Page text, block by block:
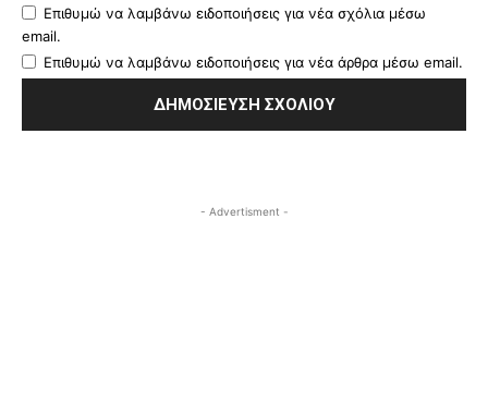
Επιθυμώ να λαμβάνω ειδοποιήσεις για νέα σχόλια μέσω
email.
Επιθυμώ να λαμβάνω ειδοποιήσεις για νέα άρθρα μέσω email.
- Advertisment -